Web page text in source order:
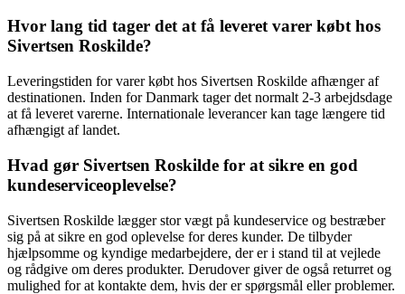
Hvor lang tid tager det at få leveret varer købt hos
Sivertsen Roskilde?
Leveringstiden for varer købt hos Sivertsen Roskilde afhænger af
destinationen. Inden for Danmark tager det normalt 2-3 arbejdsdage
at få leveret varerne. Internationale leverancer kan tage længere tid
afhængigt af landet.
Hvad gør Sivertsen Roskilde for at sikre en god
kundeserviceoplevelse?
Sivertsen Roskilde lægger stor vægt på kundeservice og bestræber
sig på at sikre en god oplevelse for deres kunder. De tilbyder
hjælpsomme og kyndige medarbejdere, der er i stand til at vejlede
og rådgive om deres produkter. Derudover giver de også returret og
mulighed for at kontakte dem, hvis der er spørgsmål eller problemer.